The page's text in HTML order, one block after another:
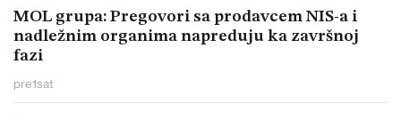
MOL grupa: Pregovori sa prodavcem NIS-a i
nadležnim organima napreduju ka završnoj
fazi
pre1sat